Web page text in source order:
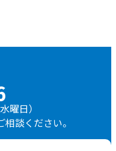
曜日）
談ください。